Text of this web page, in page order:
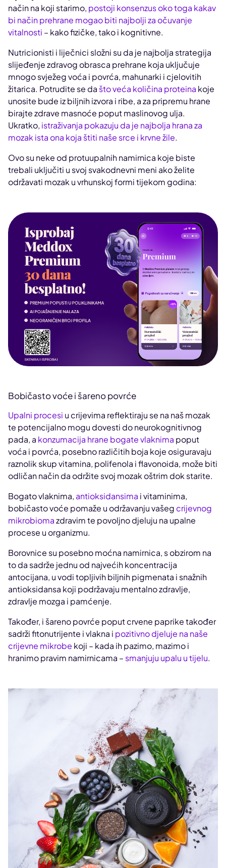
način na koji starimo, postoji konsenzus oko toga kakav
bi način prehrane mogao biti najbolji za očuvanje
vitalnosti – kako fizičke, tako i kognitivne.
Nutricionisti i liječnici složni su da je najbolja strategija
slijeđenje zdravog obrasca prehrane koja uključuje
mnogo svježeg voća i povrća, mahunarki i cjelovitih
žitarica. Potrudite se da što veća količina proteina koje
unosite bude iz biljnih izvora i ribe, a za pripremu hrane
birajte zdrave masnoće poput maslinovog ulja.
Ukratko, istraživanja pokazuju da je najbolja hrana za
mozak ista ona koja štiti naše srce i krvne žile.
Ovo su neke od protuupalnih namirnica koje biste
trebali uključiti u svoj svakodnevni meni ako želite
održavati mozak u vrhunskoj formi tijekom godina:
Bobičasto voće i šareno povrće
Upalni procesi u crijevima reflektiraju se na naš mozak
te potencijalno mogu dovesti do neurokognitivnog
pada, a konzumacija hrane bogate vlaknima poput
voća i povrća, posebno različitih boja koje osiguravaju
raznolik skup vitamina, polifenola i flavonoida, može biti
odličan način da održite svoj mozak oštrim dok starite.
Bogato vlaknima, antioksidansima i vitaminima,
bobičasto voće pomaže u održavanju vašeg crijevnog
mikrobiomazdravim te povoljno djeluju na upalne
procese u organizmu.
Borovnice su posebno moćna namirnica, s obzirom na
to da sadrže jednu od najvećih koncentracija
antocijana, u vodi topljivih biljnih pigmenata i snažnih
antioksidansa koji podržavaju mentalno zdravlje,
zdravlje mozga i pamćenje.
Također, i šareno povrće poput crvene paprike također
sadrži fitonutrijente i vlakna i pozitivno djeluje na naše
crijevne mikrobe koji – kada ih pazimo, mazimo i
hranimo pravim namirnicama – smanjuju upalu u tijelu.